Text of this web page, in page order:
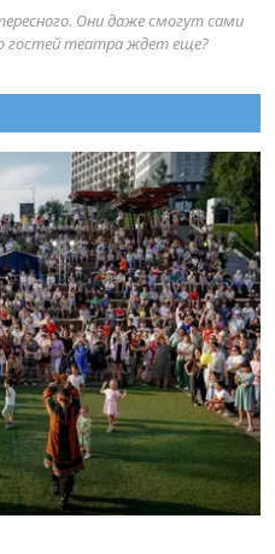
Они даже смогут сами
гостей театра ждет еще?